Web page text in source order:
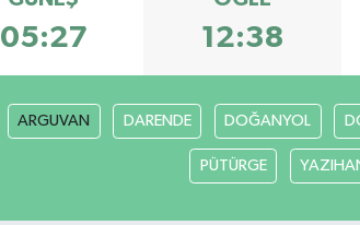
05:27 12:38
ARGUVAN DARENDE DOĞANYOL
PÜTÜRGE